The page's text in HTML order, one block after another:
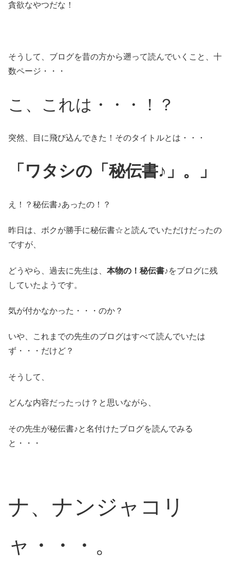
貪欲なやつだな！
そうして、ブログを昔の方から遡って読んでいくこと、十
数ページ・・・
こ、これは・・・！？
突然、目に飛び込んできた！そのタイトルとは・・・
「ワタシの「秘伝書♪」。」
え！？秘伝書♪あったの！？
昨日は、ボクが勝手に秘伝書☆と読んでいただけだったの
ですが、
どうやら、過去に先生は、 本物の！秘伝書♪をブログに残
していたようです。
気が付かなかった・・・のか？
いや、これまでの先生のブログはすべて読んでいたは
ず・・・だけど？
そうして、
どんな内容だったっけ？と思いながら、
その先生が秘伝書♪と名付けたブログを読んでみる
と・・・
ナ、ナンジャコリ
ャ・・・。